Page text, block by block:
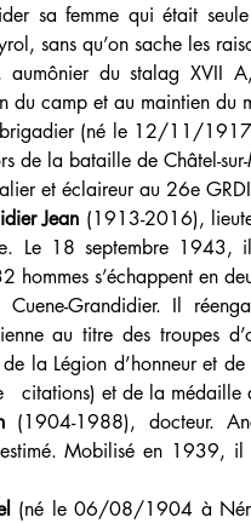
sa femme qui était
sans qu’on sache les
aumônier du stalag XVII
du camp et au maintien du
brigadier (né le 12/11/1917
de la bataille de Châtel-
et éclaireur au 26e
Jean (1913-2016),
Le 18 septembre 1943,
hommes s’échappent en
Cuene-Grandidier. Il
au titre des troupes
de la Légion d’honneur et
citations) et de la médaille
(1904-1988), docteur.
Mobilisé en 1939, il
(né le 06/08/1904 à